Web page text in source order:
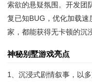
索欲的悬疑氛围。开发团
复已知BUG，优化加载
家，都能获得无卡顿的沉
神秘别墅游戏亮点
1、沉浸式剧情叙事，以